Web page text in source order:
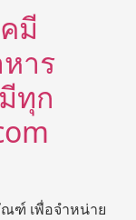
มี
าร
ทุก
ฑ์ เพื่อจำหน่าย